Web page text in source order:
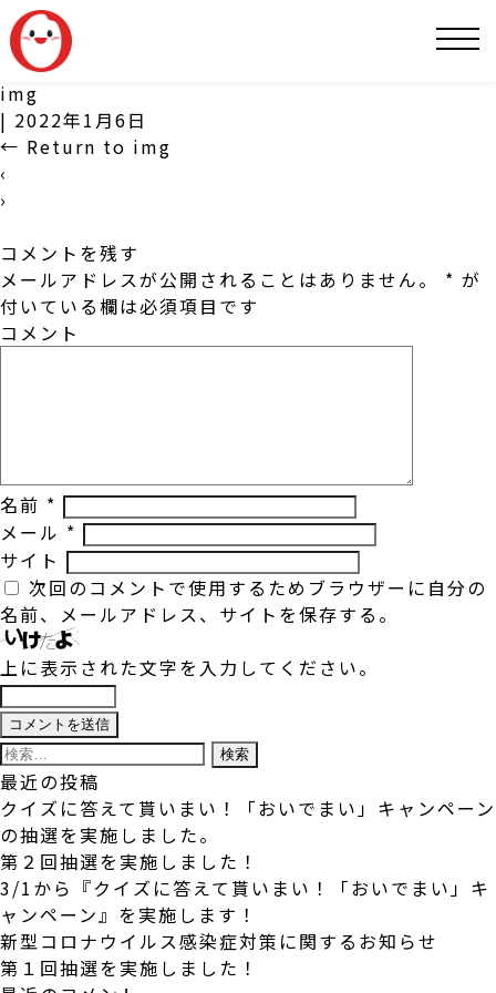
img
| 2022年1月6日
← Return to img
‹
›
コメントを残す
メールアドレスが公開されることはありません。
* が
付いている欄は必須項目です
コメント
名前 *
メール *
サイト
次回のコメントで使用するためブラウザーに自分の
名前、メールアドレス、サイトを保存する。
上に表示された文字を入力してください。
検
索:
最近の投稿
クイズに答えて貰いまい！「おいでまい」キャンペーン
の抽選を実施しました。
第２回抽選を実施しました！
3/1から『クイズに答えて貰いまい！「おいでまい」キ
ャンペーン』を実施します！
新型コロナウイルス感染症対策に関するお知らせ
第１回抽選を実施しました！